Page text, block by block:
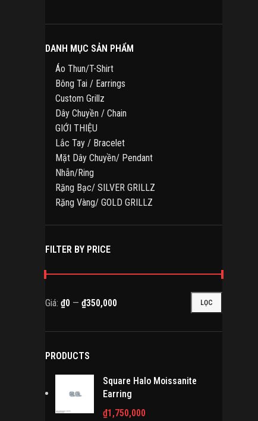
DANH MỤC SẢN PHẨM
Áo Thun/T-Shirt
Bông Tai / Earrings
Custom Grillz
Dây Chuyền / Chain
GIỚI THIỆU
Lắc Tay / Bracelet
Mặt Dây Chuyền/ Pendant
Nhẫn/Ring
Răng Bạc/ SILVER GRILLZ
Răng Vàng/ GOLD GRILLZ
FILTER BY PRICE
Giá
Giá
LỌC
Giá: ₫0 — ₫350,000
PRODUCTS
Square Halo Moissanite
Earring
₫1,750,000